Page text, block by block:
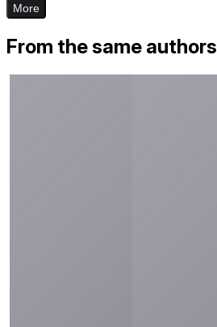
More
From the same authors